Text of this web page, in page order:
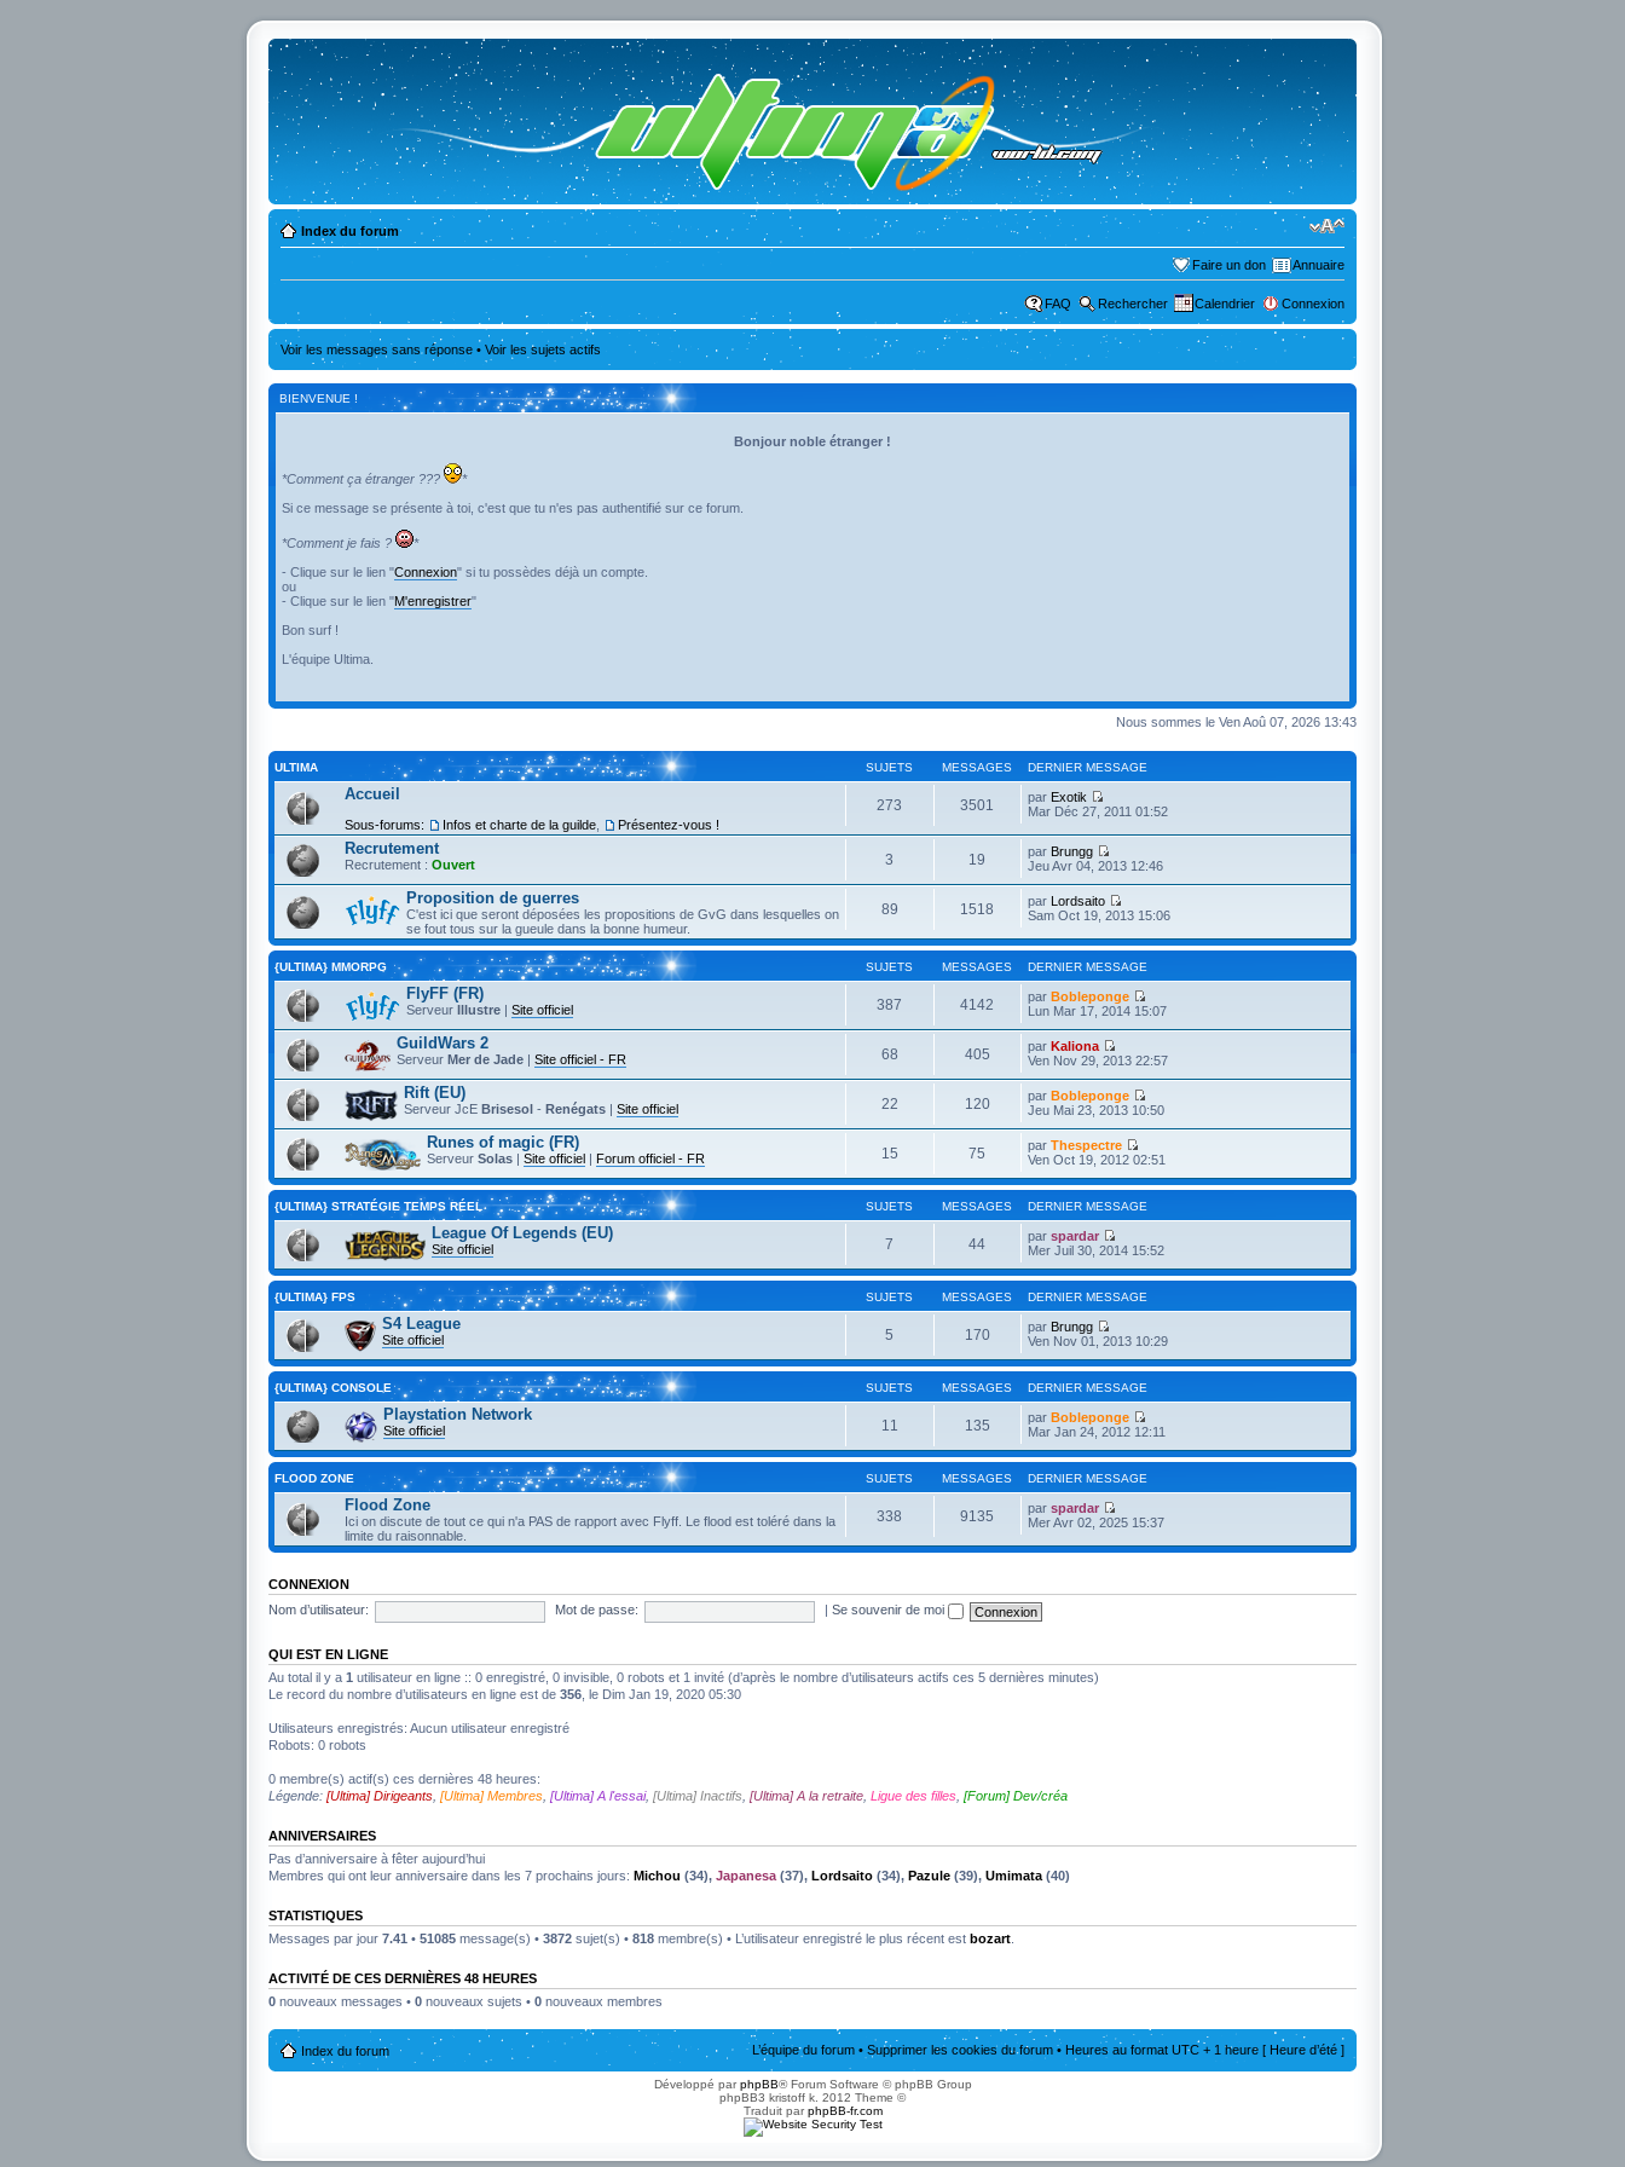
Index du forum
Faire un don Annuaire
FAQ Rechercher Calendrier Connexion
Voir les messages sans réponse • Voir les sujets actifs
BIENVENUE !
Bonjour noble étranger !
*Comment ça étranger ???
*
Si ce message se présente à toi, c'est que tu n'es pas authentifié sur ce forum.
*Comment je fais ?
*
- Clique sur le lien "Connexion" si tu possèdes déjà un compte.
ou
- Clique sur le lien "M'enregistrer"
Bon surf !
L'équipe Ultima.
Nous sommes le Ven Aoû 07, 2026 13:43
ULTIMA SUJETS MESSAGES DERNIER MESSAGE
Accueil
Sous-forums: Infos et charte de la guilde Présentez-vous !
273 3501 par Exotik
Mar Déc 27, 2011 01:52
Recrutement
Recrutement : Ouvert 3 19 par Brungg
Jeu Avr 04, 2013 12:46
Proposition de guerres
C'est ici que seront déposées les propositions de GvG dans lesquelles on
se fout tous sur la gueule dans la bonne humeur.
89 1518 par Lordsaito
Sam Oct 19, 2013 15:06
{ULTIMA} MMORPG SUJETS MESSAGES DERNIER MESSAGE
FlyFF (FR)
Serveur Illustre | Site officiel 387 4142 par Bobleponge
Lun Mar 17, 2014 15:07
GuildWars 2
Serveur Mer de Jade | Site officiel - FR 68 405 par Kaliona
Ven Nov 29, 2013 22:57
Rift (EU)
Serveur JcE Brisesol - Renégats | Site officiel 22 120 par Bobleponge
Jeu Mai 23, 2013 10:50
Runes of magic (FR)
Serveur Solas | Site officiel | Forum officiel - FR 15 75 par Thespectre
Ven Oct 19, 2012 02:51
{ULTIMA} STRATÉGIE TEMPS RÉEL SUJETS MESSAGES DERNIER MESSAGE
League Of Legends (EU)
Site officiel 7 44 par spardar
Mer Juil 30, 2014 15:52
{ULTIMA} FPS SUJETS MESSAGES DERNIER MESSAGE
S4 League
Site officiel 5 170 par Brungg
Ven Nov 01, 2013 10:29
{ULTIMA} CONSOLE SUJETS MESSAGES DERNIER MESSAGE
Playstation Network
Site officiel 11 135 par Bobleponge
Mar Jan 24, 2012 12:11
FLOOD ZONE SUJETS MESSAGES DERNIER MESSAGE
Flood Zone
Ici on discute de tout ce qui n'a PAS de rapport avec Flyff. Le flood est toléré dans la
limite du raisonnable.
338 9135 par spardar
Mer Avr 02, 2025 15:37
CONNEXION
Nom d’utilisateur:
Mot de passe: Se souvenir de moi
QUI EST EN LIGNE
Au total il y a 1 utilisateur en ligne :: 0 enregistré, 0 invisible, 0 robots et 1 invité (d’après le nombre d’utilisateurs actifs ces 5 dernières minutes)
Le record du nombre d’utilisateurs en ligne est de 356 , le Dim Jan 19, 2020 05:30
Utilisateurs enregistrés: Aucun utilisateur enregistré
Robots: 0 robots
0 membre(s) actif(s) ces dernières 48 heures:
Légende: [Ultima] Dirigeants [Ultima] Membres [Ultima] A l'essai, [Ultima] Inactifs [Ultima] A la retraite Ligue des filles [Forum] Dev/créa
ANNIVERSAIRES
Pas d’anniversaire à fêter aujourd’hui
Membres qui ont leur anniversaire dans les 7 prochains jours: Michou (34), Japanesa (37), Lordsaito (34), Pazule (39), Umimata (40)
STATISTIQUES
Messages par jour 7.41 • 51085 message(s) • 3872 sujet(s) • 818 membre(s) • L’utilisateur enregistré le plus récent est bozart
ACTIVITÉ DE CES DERNIÈRES 48 HEURES
0 nouveaux messages • 0 nouveaux sujets • 0 nouveaux membres
Index du forum L’équipe du forum • Supprimer les cookies du forum • Heures au format UTC + 1 heure [ Heure d’été ]
Développé parphpBB® Forum Software © phpBB Group
phpBB3 kristoff k. 2012 Theme ©
Traduit parphpBB-fr.com